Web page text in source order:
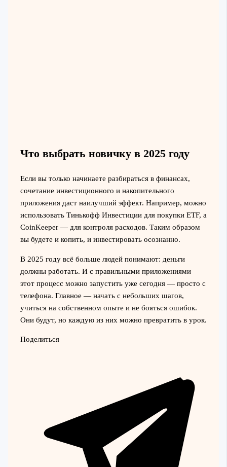
Что выбрать новичку в 2025 году
Если вы только начинаете разбираться в финансах,
сочетание инвестиционного и накопительного
приложения даст наилучший эффект. Например, можно
использовать Тинькофф Инвестиции для покупки ETF, а
CoinKeeper — для контроля расходов. Таким образом
вы будете и копить, и инвестировать осознанно.
В 2025 году всё больше людей понимают: деньги
должны работать. И с правильными приложениями
этот процесс можно запустить уже сегодня — просто с
телефона. Главное — начать с небольших шагов,
учиться на собственном опыте и не бояться ошибок.
Они будут, но каждую из них можно превратить в урок.
Поделиться